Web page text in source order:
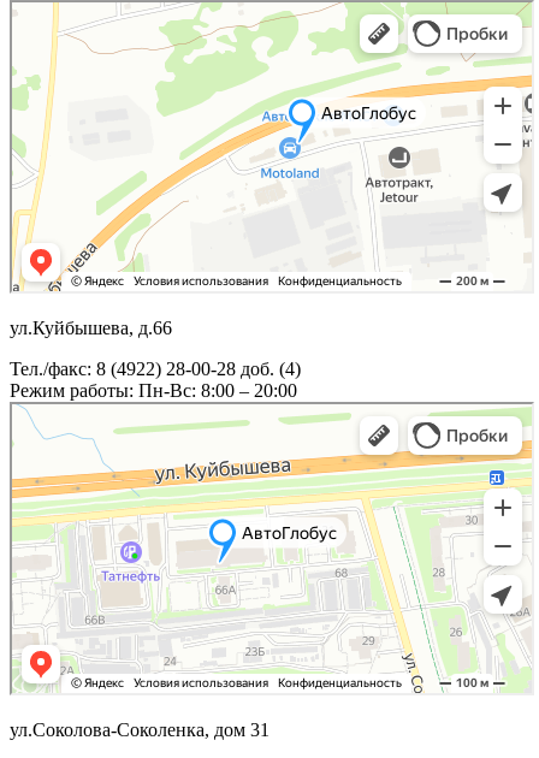
ул.Куйбышева, д.66
Тел./факс: 8 (4922) 28-00-28 доб. (4)
Режим работы: Пн-Вс: 8:00 – 20:00
ул.Соколова-Соколенка, дом 31